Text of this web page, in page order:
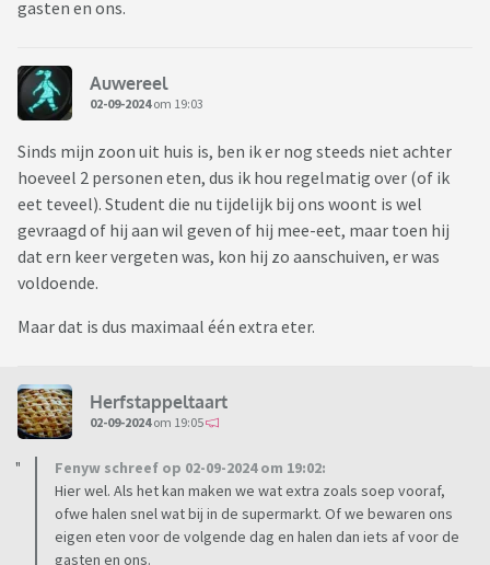
gasten en ons.
Auwereel
02-09-2024om 19:03
Sinds mijn zoon uit huis is, ben ik er nog steeds niet achter
hoeveel 2 personen eten, dus ik hou regelmatig over (of ik
eet teveel). Student die nu tijdelijk bij ons woont is wel
gevraagd of hij aan wil geven of hij mee-eet, maar toen hij
dat ern keer vergeten was, kon hij zo aanschuiven, er was
voldoende.
Maar dat is dus maximaal één extra eter.
Herfstappeltaart
02-09-2024om 19:05
Fenyw schreef op 02-09-2024 om 19:02:
Hier wel. Als het kan maken we wat extra zoals soep vooraf,
ofwe halen snel wat bij in de supermarkt. Of we bewaren ons
eigen eten voor de volgende dag en halen dan iets af voor de
gasten en ons.